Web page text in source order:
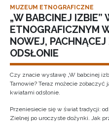
MUZEUM ETNOGRAFICZNE
„W BABCINEJ IZBIE”
ETNOGRAFICZNYM
NOWEJ,
ODSŁONIE
Czy znacie wystawę „W babcinej
Tarnowie? Teraz możecie zobaczyć
kwiatami odsłonie.
Przeniesiecie się w świat tradycji:
Zielnej po uroczyste dożynki. Jak